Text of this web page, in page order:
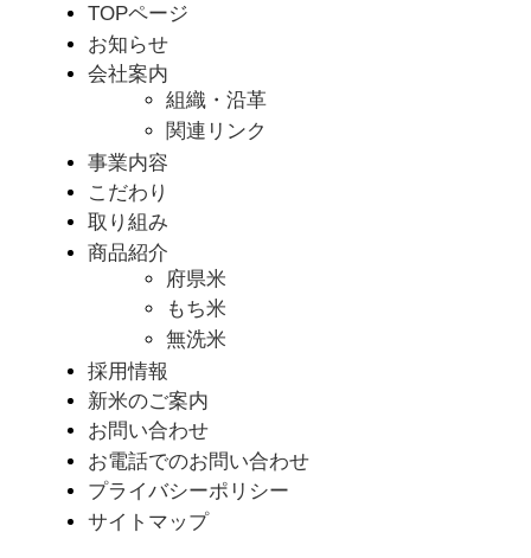
TOPページ
お知らせ
会社案内
組織・沿革
関連リンク
事業内容
こだわり
取り組み
商品紹介
府県米
もち米
無洗米
採用情報
新米のご案内
お問い合わせ
お電話でのお問い合わせ
プライバシーポリシー
サイトマップ